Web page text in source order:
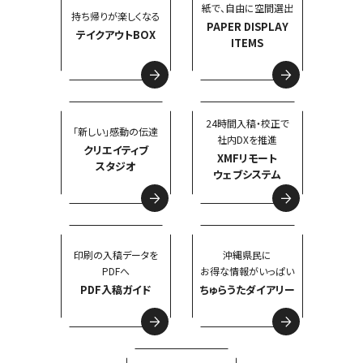
持ち帰りが楽しくなる
テイクアウトBOX
紙で、自由に空間選出
PAPER DISPLAY
ITEMS
「新しい」感動の伝達
クリエイティブ
スタジオ
24時間入稿・校正で
社内DXを推進
XMFリモート
ウェブシステム
印刷の入稿データを
PDFへ
PDF入稿ガイド
沖縄県民に
お得な情報がいっぱい
ちゅらうたダイアリー